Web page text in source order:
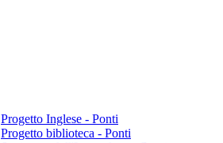
Progetto Inglese - Ponti
Progetto biblioteca - Ponti